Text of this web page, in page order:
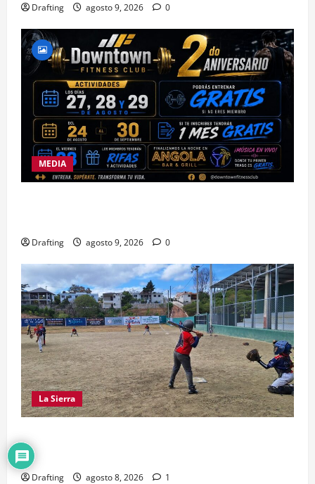
Drafting agosto 9, 2026 0
MEDIA
Drafting agosto 9, 2026 0
La Sierra
“CANQUI” CERDA Y CHELO LUNA TIENDEN UNA
MANO A LA LIGA SAN MIGUEL
Drafting agosto 8, 2026 1